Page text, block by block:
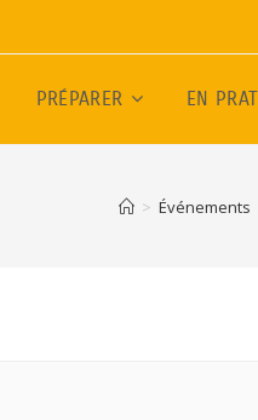
PRÉPARER EN
> Événements